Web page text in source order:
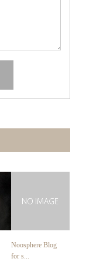
Noosphere Blog
for s...